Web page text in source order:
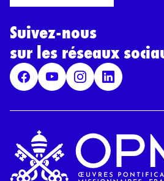
l
R
P
D
*
Suivez-nous
sur les réseaux